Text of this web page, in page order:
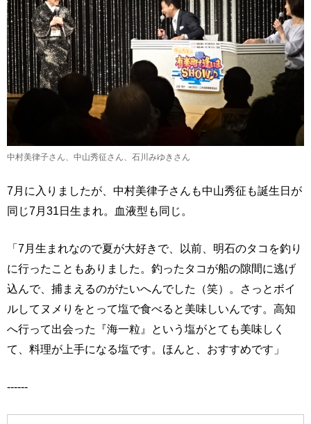
中村美律子さん、中山秀征さん、石川みゆきさん
7月に入りましたが、中村美律子さんも中山秀征も誕生日が
同じ7月31日生まれ。血液型も同じ。
「7月生まれなので夏が大好きで、以前、明石のタコを釣り
に行ったこともありました。釣ったタコが船の隙間に逃げ
込んで、捕まえるのがたいへんでした（笑）。さっとボイ
ルしてヌメりをとって塩で食べると美味しいんです。高知
へ行って出会った『海一粒』という塩がとても美味しく
て、料理が上手になる塩です。ほんと、おすすめです」
------